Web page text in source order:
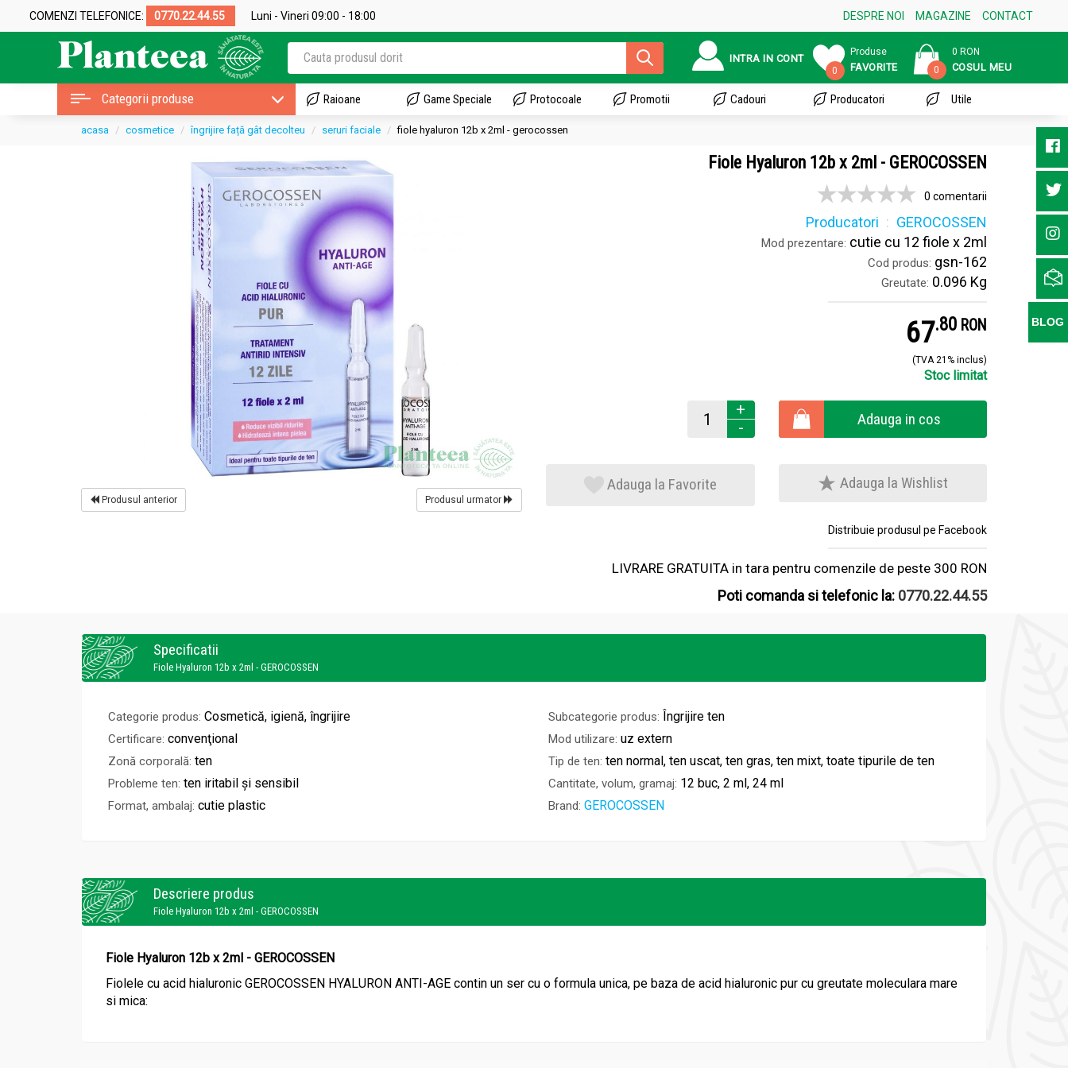
COMENZI TELEFONICE: 0770.22.44.55 Luni - Vineri 09:00 - 18:00 DESPRE NOI MAGAZINE CONTACT
INTRA IN CONT
0
Produse
FAVORITE 0
0 RON
COSUL MEU
Categorii produse Raioane Game Speciale Protocoale Promotii Cadouri Producatori Utile
acasa cosmetice îngrijire față gât decolteu seruri faciale fiole hyaluron 12b x 2ml - gerocossen
Produsul anterior Produsul urmator
Fiole Hyaluron 12b x 2ml - GEROCOSSEN
0 comentarii
Producatori GEROCOSSEN
Mod prezentare: cutie cu 12 fiole x 2ml
Cod produs: gsn-162
Greutate: 0.096 Kg
67.8 RON
(TVA 21% inclus)
Stoc limitat
+
-
Adauga in cos
Adauga la Favorite Adauga la Wishlist
Distribuie produsul pe Facebook
LIVRARE GRATUITA in tara pentru comenzile de peste 300 RON
Poti comanda si telefonic la: 0770.22.44.55
Specificatii
Fiole Hyaluron 12b x 2ml - GEROCOSSEN
Categorie produs: Cosmetică, igienă, îngrijire Subcategorie produs: Îngrijire ten
Certificare: convenţional Mod utilizare: uz extern
Zonă corporală: ten Tip de ten: ten normal, ten uscat, ten gras, ten mixt, toate tipurile de ten
Probleme ten: ten iritabil și sensibil Cantitate, volum, gramaj: 12 buc, 2 ml, 24 ml
Format, ambalaj: cutie plastic Brand: GEROCOSSEN
Descriere produs
Fiole Hyaluron 12b x 2ml - GEROCOSSEN
Fiole Hyaluron 12b x 2ml - GEROCOSSEN
Fiolele cu acid hialuronic GEROCOSSEN HYALURON ANTI-AGE contin un ser cu o formula unica, pe baza de acid hialuronic pur cu greutate moleculara mare
si mica:
BLOG